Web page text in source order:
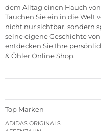
dem Alltag einen Hauch
Tauchen Sie ein in die Welt
nicht nur sichtbar, sondern
seine eigene Geschichte
entdecken Sie Ihre
& Öhler Online Shop.
Top Marken
ADIDAS ORIGINALS